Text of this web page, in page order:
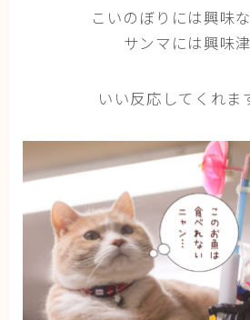
猫と暮らす快適環境づくり
基本ガイド（ねこの飼い方、しつけ
健康管理（病気・ケア・病院情報）
行動と心理（ねこの習性、気持ち
お役立ち情報（ねこに優しいイン
策）
ブログ
こいのぼりには興味
サンマには興味
いい反応してくれ